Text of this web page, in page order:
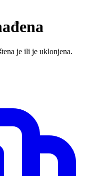
je ili je uklonjena.